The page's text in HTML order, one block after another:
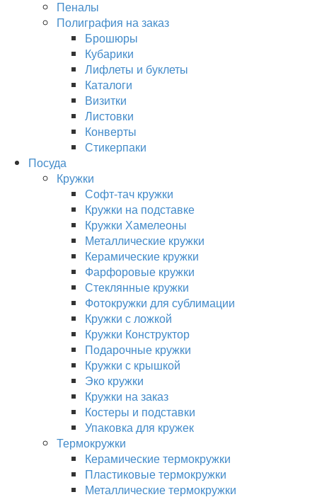
Пеналы
Полиграфия на заказ
Брошюры
Кубарики
Лифлеты и буклеты
Каталоги
Визитки
Листовки
Конверты
Стикерпаки
Посуда
Кружки
Софт-тач кружки
Кружки на подставке
Кружки Хамелеоны
Металлические кружки
Керамические кружки
Фарфоровые кружки
Стеклянные кружки
Фотокружки для сублимации
Кружки с ложкой
Кружки Конструктор
Подарочные кружки
Кружки с крышкой
Эко кружки
Кружки на заказ
Костеры и подставки
Упаковка для кружек
Термокружки
Керамические термокружки
Пластиковые термокружки
Металлические термокружки